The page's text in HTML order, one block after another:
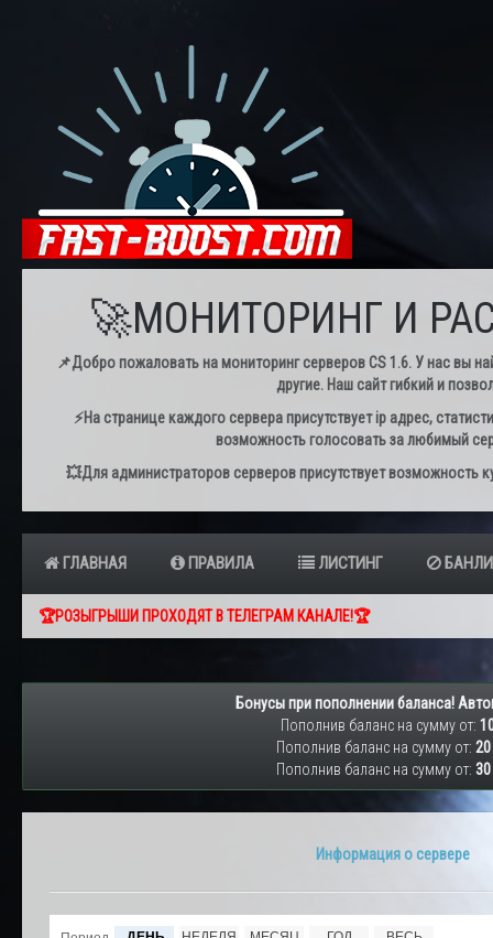
🚀МОНИТОРИНГ И
📌Добро пожаловать на мониторинг серверов CS 1.6. У нас вы
другие. Наш сайт гибкий и
⚡️На странице каждого сервера присутствует ip адрес,
возможность голосовать за любимый
💥Для администраторов серверов присутствует возможность
ГЛАВНАЯ ПРАВИЛА ЛИСТИНГ
🏆РОЗЫГРЫШИ ПРОХОДЯТ В ТЕЛЕГРАМ КАНАЛЕ!🏆
Бонусы при пополнении баланса!
Пополнив баланс на сумму от:
Пополнив баланс на сумму от:
Пополнив баланс на сумму от:
Информация о сервере